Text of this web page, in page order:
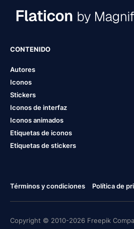
CONTENIDO
Autores
Iconos
Stickers
Iconos de interfaz
Iconos animados
Etiquetas de iconos
Etiquetas de stickers
Términos y condiciones Política de
Copyright © 2010-2026 Freepik